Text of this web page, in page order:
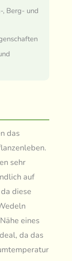
, Berg- und
das
sehr
auf
diese
eines
da das